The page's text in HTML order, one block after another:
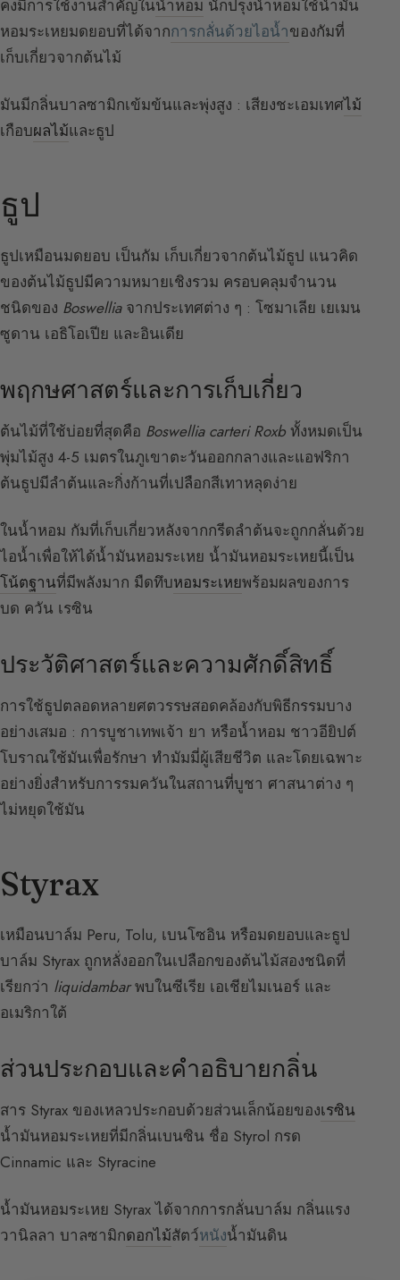
คงมีการใช้งานสำคัญในน้ำหอม นักปรุงน้ำหอมใช้น้ำมัน
หอมระเหยมดยอบที่ได้จากการกลั่นด้วยไอน้ำของกัมที่
เก็บเกี่ยวจากต้นไม้
มันมีกลิ่นบาลซามิกเข้มข้นและพุ่งสูง : เสียงชะเอมเทศไม้
เกือบผลไม้และธูป
ธูป
ธูปเหมือนมดยอบ เป็นกัม เก็บเกี่ยวจากต้นไม้ธูป แนวคิด
ของต้นไม้ธูปมีความหมายเชิงรวม ครอบคลุมจำนวน
ชนิดของ Boswelliaจากประเทศต่าง ๆ : โซมาเลีย เยเมน
ซูดาน เอธิโอเปีย และอินเดีย
พฤกษศาสตร์และการเก็บเกี่ยว
ต้นไม้ที่ใช้บ่อยที่สุดคือ Boswellia carteri Roxb ทั้งหมดเป็น
พุ่มไม้สูง 4-5 เมตรในภูเขาตะวันออกกลางและแอฟริกา
ต้นธูปมีลำต้นและกิ่งก้านที่เปลือกสีเทาหลุดง่าย
ในน้ำหอม กัมที่เก็บเกี่ยวหลังจากกรีดลำต้นจะถูกกลั่นด้วย
ไอน้ำเพื่อให้ได้น้ำมันหอมระเหย น้ำมันหอมระเหยนี้เป็น
โน้ตฐานที่มีพลังมาก มืดทึบหอมระเหยพร้อมผลของการ
บด ควัน เรซิน
ประวัติศาสตร์และความศักดิ์สิทธิ์
การใช้ธูปตลอดหลายศตวรรษสอดคล้องกับพิธีกรรมบาง
อย่างเสมอ : การบูชาเทพเจ้า ยา หรือน้ำหอม ชาวอียิปต์
โบราณใช้มันเพื่อรักษา ทำมัมมี่ผู้เสียชีวิต และโดยเฉพาะ
อย่างยิ่งสำหรับการรมควันในสถานที่บูชา ศาสนาต่าง ๆ
ไม่หยุดใช้มัน
Styrax
เหมือนบาล์ม Peru, Tolu, เบนโซอิน หรือมดยอบและธูป
บาล์ม Styrax ถูกหลั่งออกในเปลือกของต้นไม้สองชนิดที่
เรียกว่า liquidambarพบในซีเรีย เอเชียไมเนอร์ และ
อเมริกาใต้
ส่วนประกอบและคำอธิบายกลิ่น
สาร Styrax ของเหลวประกอบด้วยส่วนเล็กน้อยของเรซิน
น้ำมันหอมระเหยที่มีกลิ่นเบนซิน ชื่อ Styrol กรด
Cinnamic และ Styracine
น้ำมันหอมระเหย Styrax ได้จากการกลั่นบาล์ม กลิ่นแรง
วานิลลา บาลซามิกดอกไม้สัตว์หนังน้ำมันดิน